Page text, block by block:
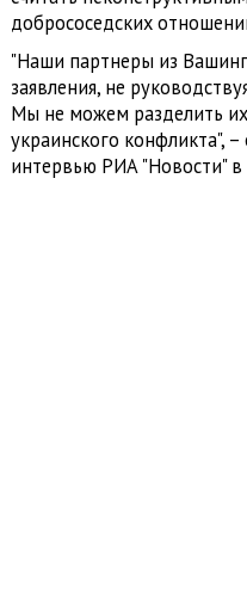
добрососедских
"Наши партнеры из
заявления, не
Мы не можем разделить
украинского конфликта",
интервью РИА "Новости" в